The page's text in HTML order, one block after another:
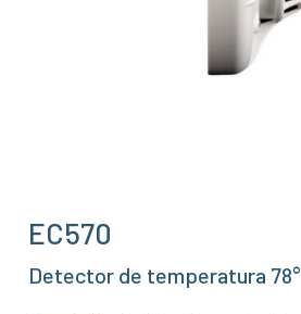
EC570
Detector de temperatura 78°